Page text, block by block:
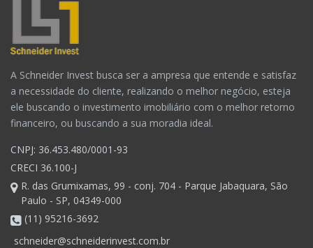
A Schneider Invest busca ser a ampresa que entende e satisfaz
a necessidade do cliente, realizando o melhor negócio, esteja
ele buscando o investimento imobiliário com o melhor retorno
financeiro, ou buscando a sua moradia ideal.
CNPJ: 36.453.480/0001-93
CRECI 36.100-J
R. das Grumixamas, 99 - conj. 704 - Parque Jabaquara, São
Paulo - SP, 04349-000
(11) 95216-3692
schneider@schneiderinvest.com.br